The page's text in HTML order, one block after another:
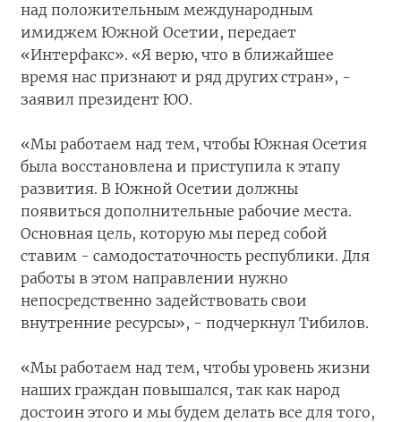
над положительным международным
имиджем Южной Осетии, передает
«Интерфакс». «Я верю, что в ближайшее
время нас признают и ряд других стран», -
заявил президент ЮО.
«Мы работаем над тем, чтобы Южная Осетия
была восстановлена и приступила к этапу
развития. В Южной Осетии должны
появиться дополнительные рабочие места.
Основная цель, которую мы перед собой
ставим - самодостаточность республики. Для
работы в этом направлении нужно
непосредственно задействовать свои
внутренние ресурсы», - подчеркнул Тибилов.
«Мы работаем над тем, чтобы уровень жизни
наших граждан повышался, так как народ
достоин этого и мы будем делать все для того,